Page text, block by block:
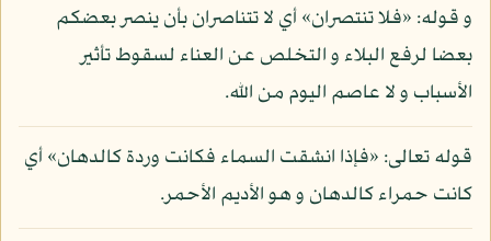
و قوله: «فلا تنتصران» أي لا تتناصران بأن ينصر بعضكم
بعضا لرفع البلاء و التخلص عن العناء لسقوط تأثير
الأسباب و لا عاصم اليوم من الله.
قوله تعالى: «فإذا انشقت السماء فكانت وردة كالدهان» أي
كانت حمراء كالدهان و هو الأديم الأحمر.